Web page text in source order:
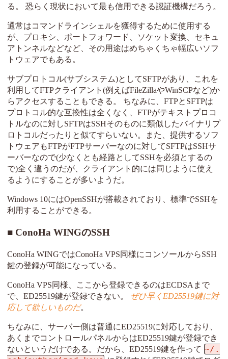
る。 恐らく現状において最も信用できる認証機構だろう。
通常はコマンドラインシェルを獲得するために使用する
が、プロキシ、ポートフォワード、ソケット変換、セキュ
アトンネルなどなど、その用途はめちゃくちゃ幅広いソフ
トウェアでもある。
サブプロトコル(サブシステム)としてSFTPがあり、これを
利用してFTPクライアント(例えばFileZillaやWinSCPなど)か
らアクセスすることもできる。 ちなみに、FTPとSFTPは
プロトコル的な互換性は全くなく、FTPがテキストプロコ
トルなのに対しSFTPはSSHそのものに類似したバイナリプ
ロトコルだったりと似てすらいない。また、提供するソフ
トウェアもFTPがFTPサーバーなのに対してSFTPはSSHサ
ーバーなので(少なくとも経路としてSSHを必須とするの
で)全く違うのだが、クライアント的には同じように使え
るようにすることが多いようだ。
Windows 10にはOpenSSHが搭載されており、標準でSSHを
利用することができる。
ConoHa WINGのSSH
ConoHa WINGではConoHa VPS同様にコンソールからSSH
鍵の登録が可能になっている。
ConoHa VPS同様、ここから登録できるのはECDSAまで
で、ED25519鍵が登録できない。 ぜひ早くED25519鍵に対
応して欲しいものだ。
ちなみに、サーバー側は普通にED25519に対応しており、
あくまでコントロールパネルからはED25519鍵が登録でき
ないというだけである。だから、ED25519鍵を作って ~/.